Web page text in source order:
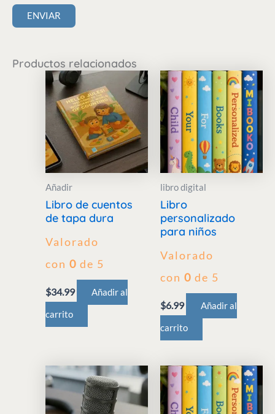
Productos relacionados
Añadir
Libro de cuentos
de tapa dura
Valorado
con 0 de 5
$34.99 Añadir al
carrito
libro digital
Libro
personalizado
para niños
Valorado
con 0 de 5
$6.99 Añadir al
carrito